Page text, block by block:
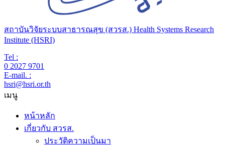
สถาบันวิจัยระบบสาธารณสุข (สวรส.) Health Systems Research
Institute (HSRI)
Tel :
0 2027 9701
E-mail. :
hsri@hsri.or.th
เมนู
หน้าหลัก
เกี่ยวกับ สวรส.
ประวัติความเป็นมา